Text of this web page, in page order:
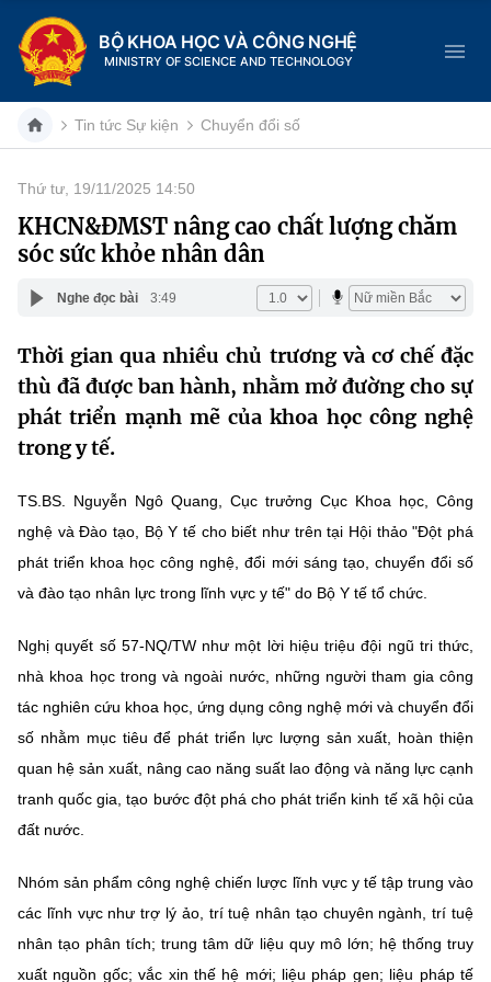
BỘ KHOA HỌC VÀ CÔNG NGHỆ
MINISTRY OF SCIENCE AND TECHNOLOGY
Danh mục
Trang chủ
Giới thiệu
Chức năng nhiệm vụ
Cơ cấu tổ chức
Sở Khoa học và Công nghệ
Tin tức sự kiện
Khoa học và Công nghệ
Chuyển đổi số
Bưu chính, Viễn thông
Tiêu chuẩn, đo lường, chất lượng
Năng lượng nguyên tử
Tin tổng hợp
Dịch vụ công
Hệ thống văn bản
Văn bản chỉ đạo điều hành
MST IOFFICE
THỐNG KÊ
Đổi mới sáng tạo
Bưu chính, Viễn thông
Sở hữu trí tuệ
Tiêu chuẩn, đo lường, chất lượng
Năng lượng nguyên tử
Khác
Infographic
Nhiệm vụ trọng tâm
Tin tức Sự kiện Chuyển đổi số
Thứ tư, 19/11/2025 14:50
KHCN&ĐMST nâng cao chất lượng chăm
sóc sức khỏe nhân dân
Nghe đọc bài 3:49
Thời gian qua nhiều chủ trương và cơ chế đặc
thù đã được ban hành, nhằm mở đường cho sự
phát triển mạnh mẽ của khoa học công nghệ
trong y tế.
TS.BS. Nguyễn Ngô Quang, Cục trưởng Cục Khoa học, Công
nghệ và Đào tạo, Bộ Y tế cho biết như trên tại Hội thảo "Đột phá
phát triển khoa học công nghệ, đổi mới sáng tạo, chuyển đổi số
và đào tạo nhân lực trong lĩnh vực y tế" do Bộ Y tế tổ chức.
Nghị quyết số 57-NQ/TW như một lời hiệu triệu đội ngũ tri thức,
nhà khoa học trong và ngoài nước, những người tham gia công
tác nghiên cứu khoa học, ứng dụng công nghệ mới và chuyển đổi
số nhằm mục tiêu để phát triển lực lượng sản xuất, hoàn thiện
quan hệ sản xuất, nâng cao năng suất lao động và năng lực cạnh
tranh quốc gia, tạo bước đột phá cho phát triển kinh tế xã hội của
đất nước.
Nhóm sản phẩm công nghệ chiến lược lĩnh vực y tế tập trung vào
các lĩnh vực như trợ lý ảo, trí tuệ nhân tạo chuyên ngành, trí tuệ
nhân tạo phân tích; trung tâm dữ liệu quy mô lớn; hệ thống truy
xuất nguồn gốc; vắc xin thế hệ mới; liệu pháp gen; liệu pháp tế